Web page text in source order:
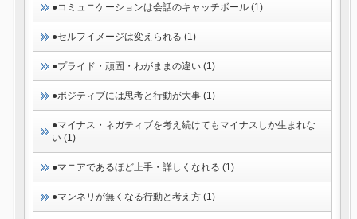
●コミュニケーションは会話のキャッチボール (1)
●セルフイメージは変えられる (1)
●プライド・頑固・わがままの違い (1)
●ポジティブには思考と行動が大事 (1)
●マイナス・ネガティブを考え続けてもマイナスしか生まれな
い (1)
●マニアであるほど上手・詳しくなれる (1)
●マンネリが無くなる行動と考え方 (1)